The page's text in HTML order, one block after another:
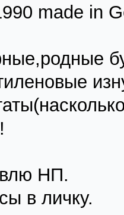
made in
НП.
в личку.